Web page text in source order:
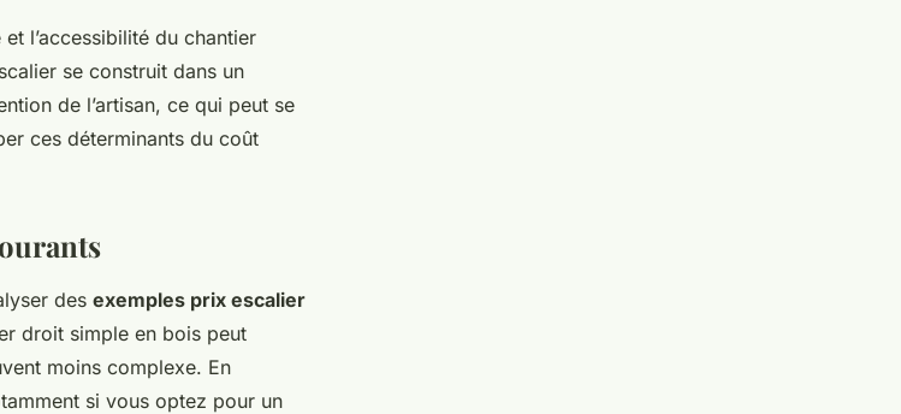
l’accessibilité du chantier
se construit dans un
de l’artisan, ce qui peut se
ces déterminants du coût
des exemples prix escalier
droit simple en bois peut
moins complexe. En
si vous optez pour un